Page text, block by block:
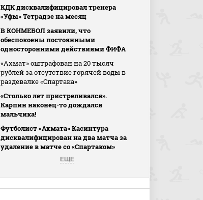
КДК дисквалифицировал тренера
«Уфы» Тетрадзе на месяц
В КОНМЕБОЛ заявили, что
обеспокоены постоянными
односторонними действиями ФИФА
«Ахмат» оштрафован на 20 тысяч
рублей за отсутствие горячей воды в
раздевалке «Спартака»
«Столько лет пристреливался».
Карпин наконец-то дождался
мальчика!
Футболист «Ахмата» Касинтура
дисквалифицирован на два матча за
удаление в матче со «Спартаком»
ЕЩЕ